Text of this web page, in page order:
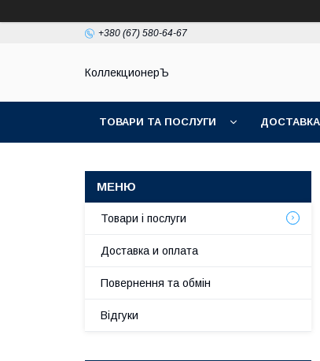
+380 (67) 580-64-67
КоллекционерЪ
ТОВАРИ ТА ПОСЛУГИ
Товари і послуги
Доставка и оплата
Повернення та обмін
Відгуки